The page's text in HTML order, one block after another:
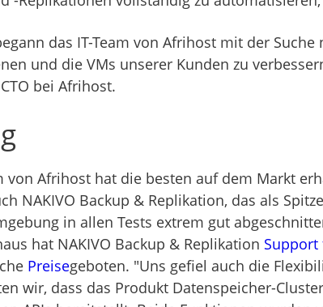
das IT-Team von Afrihost mit der
und die VMs unserer Kunden zu
bei Afrihost.
von Afrihost hat die besten auf dem Markt
NAKIVO Backup & Replikation, das als
in allen Tests extrem gut
hat NAKIVO Backup & Replikation
Preisegeboten. "Uns gefiel auch die
wir, dass das Produkt Datenspeicher-